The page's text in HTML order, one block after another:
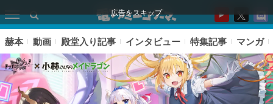
広告をスキップ
赫本 動画 殿堂入り記事 インタビュー 特集記事 マンガ